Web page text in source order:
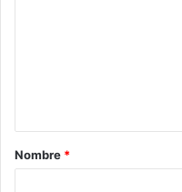
r
Nombre *